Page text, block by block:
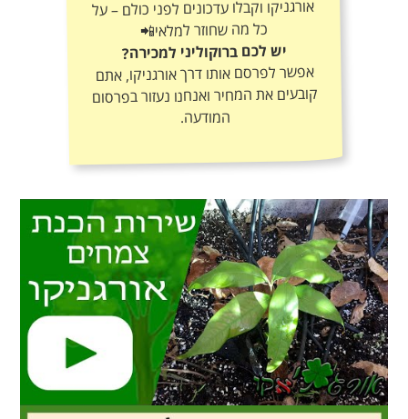
כל מה שחוזר למלאי📲
יש לכם ברוקוליני למכירה?
אפשר לפרסם אותו דרך אורגניקו, אתם
קובעים את המחיר ואנחנו נעזור בפרסום
המודעה.